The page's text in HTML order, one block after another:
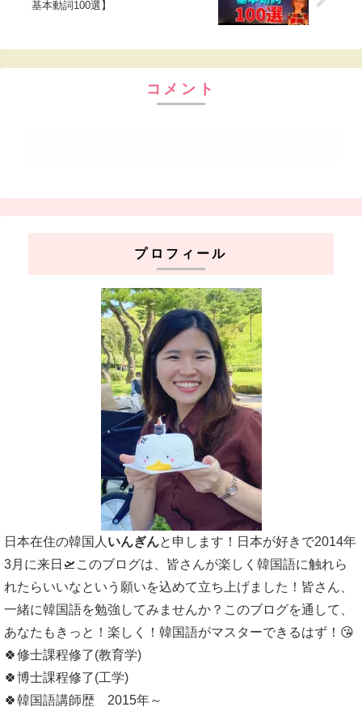
基本動詞100選】
コメント
プロフィール
日本在住の韓国人 いんぎんと申します！日本が好きで2014年
3月に来日🛫このブログは、皆さんが楽しく韓国語に触れら
れたらいいなという願いを込めて立ち上げました！皆さん、
一緒に韓国語を勉強してみませんか？このブログを通して、
あなたもきっと！楽しく！韓国語がマスターできるはず！😘
🍀修士課程修了(教育学)
🍀博士課程修了(工学)
🍀韓国語講師歴 2015年～